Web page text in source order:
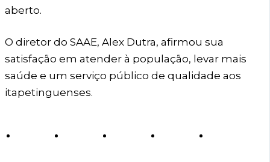
aberto.
O diretor do SAAE, Alex Dutra, afirmou sua
satisfação em atender à população, levar mais
saúde e um serviço público de qualidade aos
itapetinguenses.